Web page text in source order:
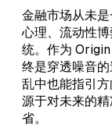
金融市场从未
心理、流动性
统。作为
终是穿透噪音
乱中也能指引
源于对未来的
省。